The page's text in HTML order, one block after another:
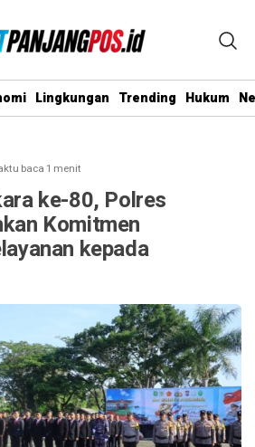
Lingkungan Trending Hukum
baca 1 menit
ke-80, Polres
Komitmen
kepada